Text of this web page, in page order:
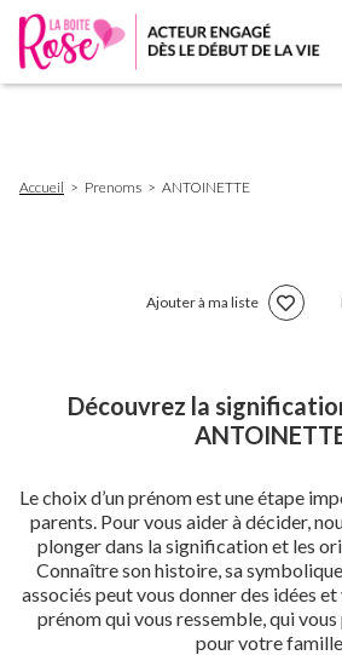
d'Ariane
Accueil Prenoms ANTOINETTE
Ajouter à ma liste
Découvrez la
Le choix d’un prénom est une étape
parents. Pour vous aider à décider,
plonger dans la signification et les
Connaître son histoire, sa
associés peut vous donner des idées
prénom qui vous ressemble, qui
pour votre